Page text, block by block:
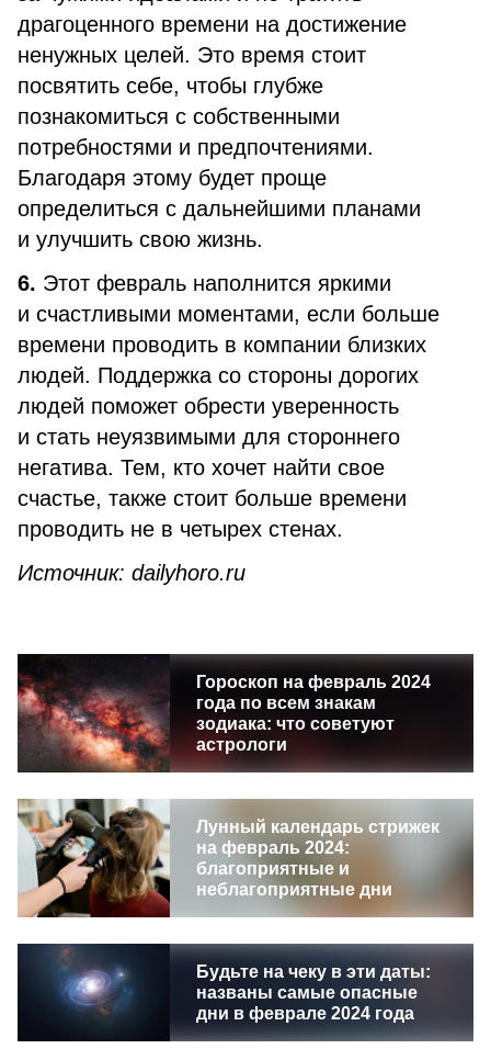
драгоценного времени на достижение
ненужных целей. Это время стоит
посвятить себе, чтобы глубже
познакомиться с собственными
потребностями и предпочтениями.
Благодаря этому будет проще
определиться с дальнейшими планами
и улучшить свою жизнь.
6. Этот февраль наполнится яркими
и счастливыми моментами, если больше
времени проводить в компании близких
людей. Поддержка со стороны дорогих
людей поможет обрести уверенность
и стать неуязвимыми для стороннего
негатива. Тем, кто хочет найти свое
счастье, также стоит больше времени
проводить не в четырех стенах.
Источник: dailyhoro.ru
Гороскоп на февраль 2024
года по всем знакам
зодиака: что советуют
астрологи
Лунный календарь стрижек
на февраль 2024:
благоприятные и
неблагоприятные дни
Будьте на чеку в эти даты:
названы самые опасные
дни в феврале 2024 года